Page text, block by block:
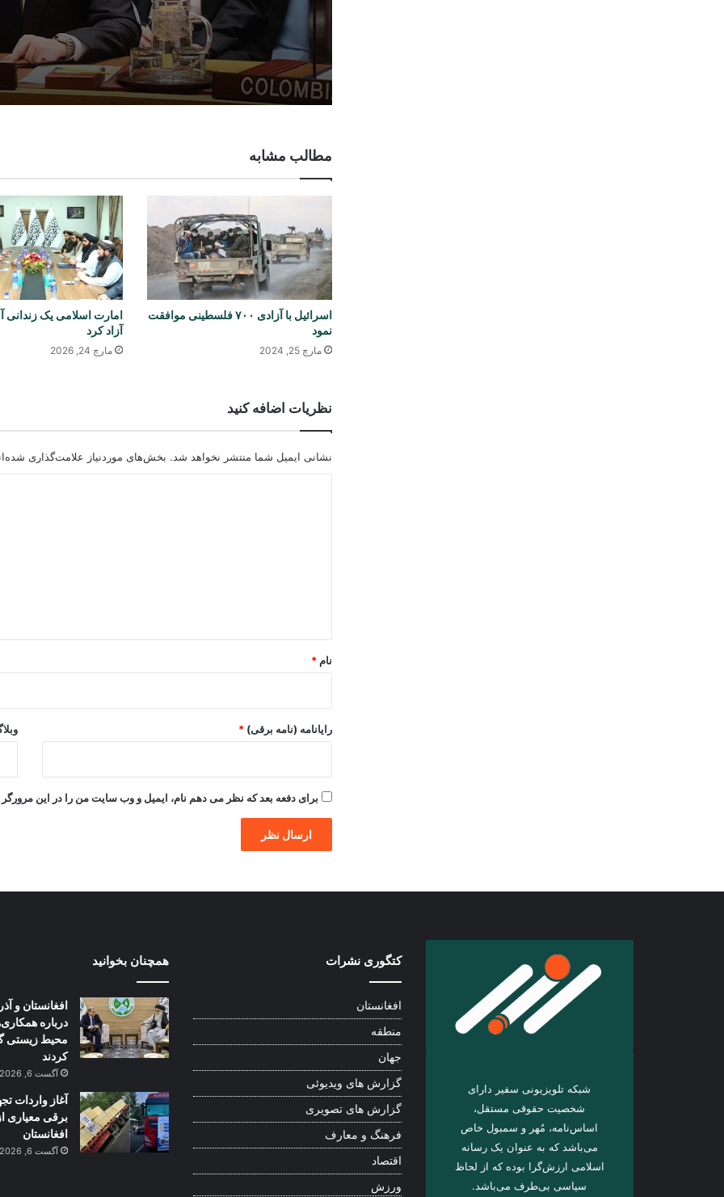
مطالب مشابه
اسرائیل با آزادی ۷۰۰ فلسطینی موافقت
نمود
مارچ 25, 2024
امارت اسلامی یک زندانی
آزاد کرد
مارچ 24, 2026
نظریات اضافه کنید
نشانی ایمیل شما منتشر نخواهد شد. بخش‌های موردنیاز علامت‌گذاری
نام *
رایانامه (نامه برقی) *
برای دفعه بعد که نظر می دهم نام، ایمیل و وب سایت من را در این مرورگر
شبکه تلویزیونی سفیر دارای
شخصیت حقوقی مستقل،
اساس‌نامه، مُهر و سمبول خاص
می‌باشد که به عنوان یک رسانه
اسلامی ارزش‌گرا بوده که از لحاظ
سیاسی بی‌طرف می‌باشد.
کتگوری نشرات
افغانستان
منطقه
جهان
گزارش های ویدیوئی
گزارش های تصویری
فرهنگ و معارف
اقتصاد
ورزش
همچنان بخوانید
افغانستان و
درباره
محیط زیستی
کردند
آگست 6, 2026
آغاز واردات
برقی معیاری
افغانستان
آگست 6, 2026